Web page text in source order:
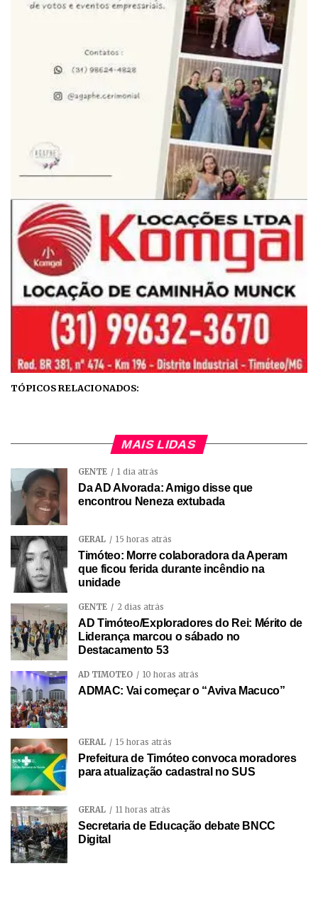
TÓPICOS RELACIONADOS:
MAIS LIDAS
GENTE 1 dia atrás
Da AD Alvorada: Amigo disse que
encontrou Neneza extubada
GERAL 15 horas atrás
Timóteo: Morre colaboradora da Aperam
que ficou ferida durante incêndio na
unidade
GENTE 2 dias atrás
AD Timóteo/Exploradores do Rei: Mérito de
Liderança marcou o sábado no
Destacamento 53
AD TIMÓTEO 10 horas atrás
ADMAC: Vai começar o “Aviva Macuco”
GERAL 15 horas atrás
Prefeitura de Timóteo convoca moradores
para atualização cadastral no SUS
GERAL 11 horas atrás
Secretaria de Educação debate BNCC
Digital